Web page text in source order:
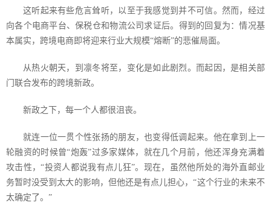
这听起来有些危言耸听，以至于我感觉到并不可信。然而，经过
向各个电商平台、保税仓和物流公司求证后。得到的回复为：情况基
本属实，跨境电商即将迎来行业大规模“熔断”的悲催局面。
从热火朝天，到凛冬将至，变化是如此剧烈。而起因，是相关部
门联合发布的跨境新政。
新政之下，每一个人都很沮丧。
就连一位一贯个性张扬的朋友，也变得低调起来。他在拿到上一
轮融资的时候曾“炮轰”过多家媒体，就在几个月前，他还浑身充满着
攻击性，“投资人都说我有点儿狂”。现在，虽然他所处的海外直邮业
务暂时没受到太大的影响，但他还是有点儿担心，“这个行业的未来不
太确定了。”